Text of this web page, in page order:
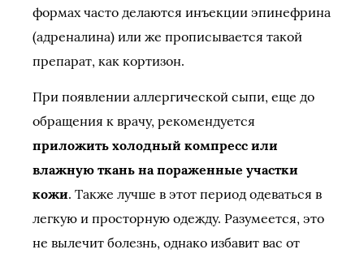
формах часто делаются инъекции эпинефрина
(адреналина) или же прописывается такой
препарат, как кортизон.
При появлении аллергической сыпи, еще до
обращения к врачу, рекомендуется
приложить холодный компресс или
влажную ткань на пораженные участки
кожи. Также лучше в этот период одеваться в
легкую и просторную одежду. Разумеется, это
не вылечит болезнь, однако избавит вас от